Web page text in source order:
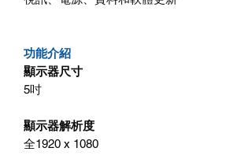
功能介紹
顯示器尺寸
5吋
顯示器解析度
全1920 x 1080